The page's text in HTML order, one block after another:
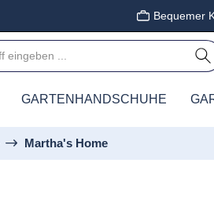
Bequemer
GARTENHANDSCHUHE
Martha's Home